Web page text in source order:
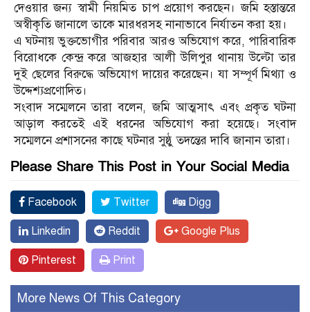
দেওয়ার জন্য স্বামী নিয়মিত চাপ প্রয়োগ করছেন। জমি হস্তান্তরে
অস্বীকৃতি জানালে তাকে মারধরসহ নানাভাবে নির্যাতন করা হয়।
এ ঘটনায় ভুক্তভোগীর পরিবার আরও অভিযোগ করে, পারিবারিক
বিরোধকে কেন্দ্র করে আজহার আলী উলিপুর থানায় উল্টো তার
দুই ছেলের বিরুদ্ধে অভিযোগ দায়ের করেছেন। যা সম্পূর্ণ মিথ্যা ও
উদ্দেশ্যপ্রণোদিত।
সংবাদ সম্মেলনে তারা বলেন, জমি আত্মসাৎ এবং প্রকৃত ঘটনা
আড়াল করতেই এই ধরনের অভিযোগ করা হয়েছে। সংবাদ
স‌ম্মেল‌নে প্রশাসনের কাছে ঘটনার সুষ্ঠু তদন্তের দাবি জানান তারা।
Please Share This Post in Your Social Media
Facebook Twitter Digg
Linkedin Reddit Google Plus
Pinterest Print
More News Of This Category